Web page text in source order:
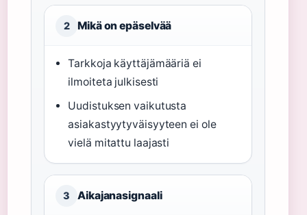
2 Mikä on epäselvää
Tarkkoja käyttäjämääriä ei
ilmoiteta julkisesti
Uudistuksen vaikutusta
asiakastyytyväisyyteen ei ole
vielä mitattu laajasti
3 Aikajanasignaali